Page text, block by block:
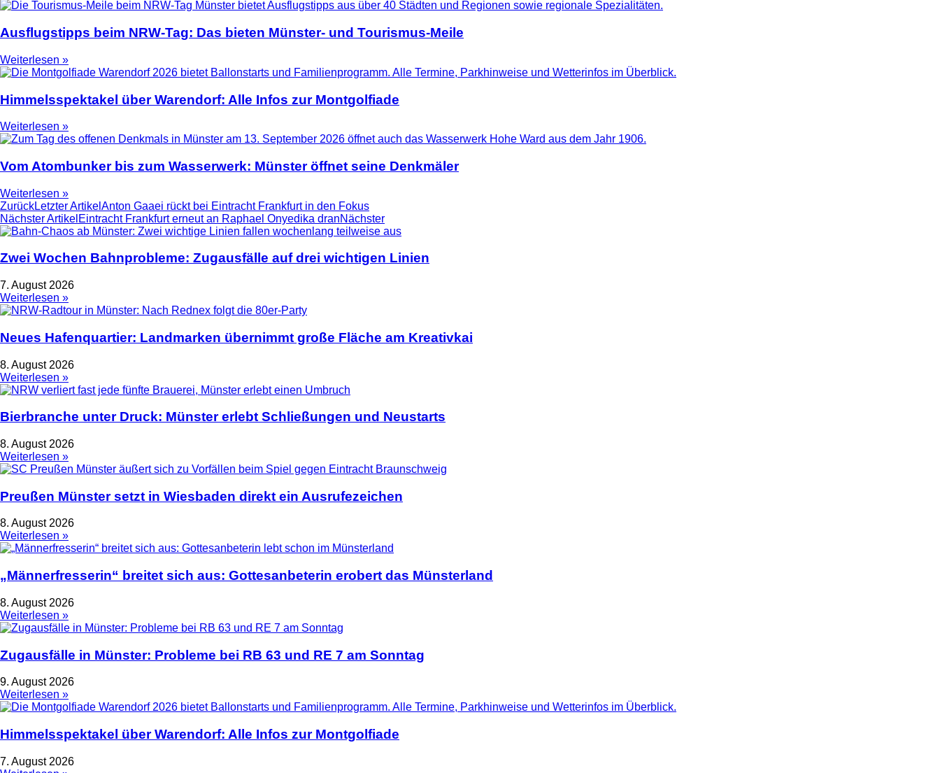
Ausflugstipps beim NRW-Tag: Das bieten Münster- und Tourismus-Meile
Weiterlesen »
Himmelsspektakel über Warendorf: Alle Infos zur Montgolfiade
Weiterlesen »
Vom Atombunker bis zum Wasserwerk: Münster öffnet seine Denkmäler
Weiterlesen »
ZurückLetzter Artikel Anton Gaaei rückt bei Eintracht Frankfurt in den Fokus
Nächster Artikel Eintracht Frankfurt erneut an Raphael Onyedika dranNächster
Zwei Wochen Bahnprobleme: Zugausfälle auf drei wichtigen Linien
7. August 2026
Weiterlesen »
Neues Hafenquartier: Landmarken übernimmt große Fläche am Kreativkai
8. August 2026
Weiterlesen »
Bierbranche unter Druck: Münster erlebt Schließungen und Neustarts
8. August 2026
Weiterlesen »
Preußen Münster setzt in Wiesbaden direkt ein Ausrufezeichen
8. August 2026
Weiterlesen »
„Männerfresserin“ breitet sich aus: Gottesanbeterin erobert das Münsterland
8. August 2026
Weiterlesen »
Zugausfälle in Münster: Probleme bei RB 63 und RE 7 am Sonntag
9. August 2026
Weiterlesen »
Himmelsspektakel über Warendorf: Alle Infos zur Montgolfiade
7. August 2026